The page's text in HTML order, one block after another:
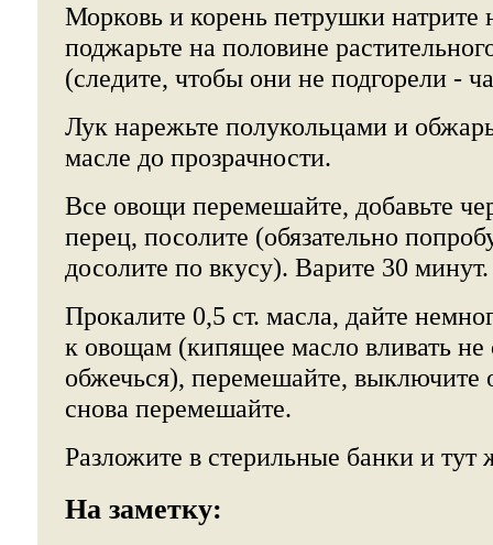
Морковь и корень петрушки натрите
поджарьте на половине
(следите, чтобы они не подгорели -
Лук нарежьте полукольцами и
масле до прозрачности.
Все овощи перемешайте, добавьте
перец, посолите (обязательно
досолите по вкусу). Варите 30 минут.
Прокалите 0,5 ст. масла, дайте
к овощам (кипящее масло вливать не
обжечься), перемешайте, выключите
снова перемешайте.
Разложите в стерильные банки и тут
На заметку: